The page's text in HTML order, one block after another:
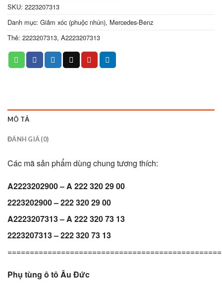
SKU: 2223207313
Danh mục: Giảm xóc (phuộc nhún), Mercedes-Benz
Thẻ: 2223207313, A2223207313
MÔ TẢ
ĐÁNH GIÁ (0)
Các mã sản phẩm dùng chung tương thích:
A2223202900 – A 222 320 29 00
2223202900 – 222 320 29 00
A2223207313 – A 222 320 73 13
2223207313 – 222 320 73 13
Phụ tùng ô tô Âu Đức